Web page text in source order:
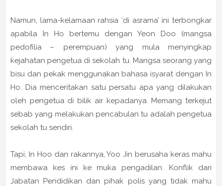
Namun, lama-kelamaan rahsia ‘di asrama’ ini terbongkar
apabila In Ho bertemu dengan Yeon Doo (mangsa
pedofilia – perempuan) yang mula menyingkap
kejahatan pengetua di sekolah tu. Mangsa seorang yang
bisu dan pekak menggunakan bahasa isyarat dengan In
Ho. Dia menceritakan satu persatu apa yang dilakukan
oleh pengetua di bilik air kepadanya. Memang terkejut
sebab yang melakukan pencabulan tu adalah pengetua
sekolah tu sendiri.
Tapi, In Hoo dan rakannya, Yoo Jin berusaha keras mahu
membawa kes ini ke muka pengadilan. Konflik dari
Jabatan Pendidikan dan pihak polis yang tidak mahu